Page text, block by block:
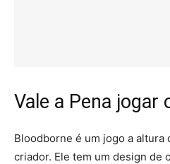
Vale a Pena jogar
Bloodborne é um jogo a altura
criador. Ele tem um design de